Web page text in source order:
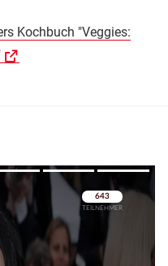
Kochbuch "Veggies:
Überspringen